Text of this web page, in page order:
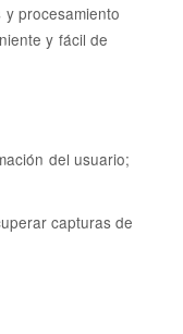
procesamiento
y fácil de
del usuario;
capturas de